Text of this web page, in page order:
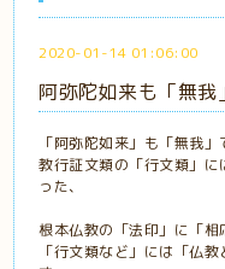
2020-01-14 01:06:00
阿弥陀如来も「無
「阿弥陀如来」も「無我」
教行証文類の「行文類」
った、
根本仏教の「法印」に「相
「行文類など」には「仏